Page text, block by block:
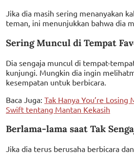
Jika dia masih sering menanyakan
teman, ini menunjukkan bahwa dia
Sering Muncul di Tempat
Dia sengaja muncul di tempat-
kunjungi. Mungkin dia ingin
kesempatan untuk berbicara.
Baca Juga: Tak Hanya You’re Losing
Swift tentang Mantan Kekasih
Berlama-lama saat Tak
Jika dia terus berusaha berbicara